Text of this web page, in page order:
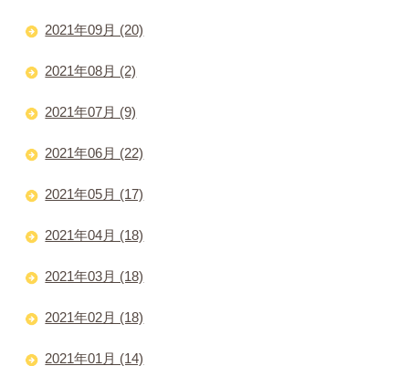
2021年09月 (20)
2021年08月 (2)
2021年07月 (9)
2021年06月 (22)
2021年05月 (17)
2021年04月 (18)
2021年03月 (18)
2021年02月 (18)
2021年01月 (14)